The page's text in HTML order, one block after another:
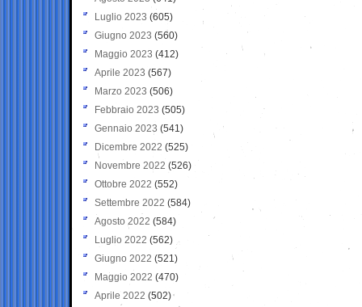
Luglio 2023 (605)
Giugno 2023 (560)
Maggio 2023 (412)
Aprile 2023 (567)
Marzo 2023 (506)
Febbraio 2023 (505)
Gennaio 2023 (541)
Dicembre 2022 (525)
Novembre 2022 (526)
Ottobre 2022 (552)
Settembre 2022 (584)
Agosto 2022 (584)
Luglio 2022 (562)
Giugno 2022 (521)
Maggio 2022 (470)
Aprile 2022 (502)